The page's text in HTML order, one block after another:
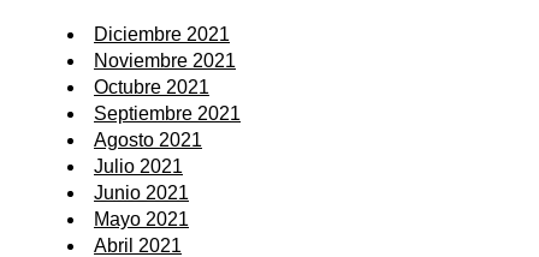
Diciembre 2021
Noviembre 2021
Octubre 2021
Septiembre 2021
Agosto 2021
Julio 2021
Junio 2021
Mayo 2021
Abril 2021